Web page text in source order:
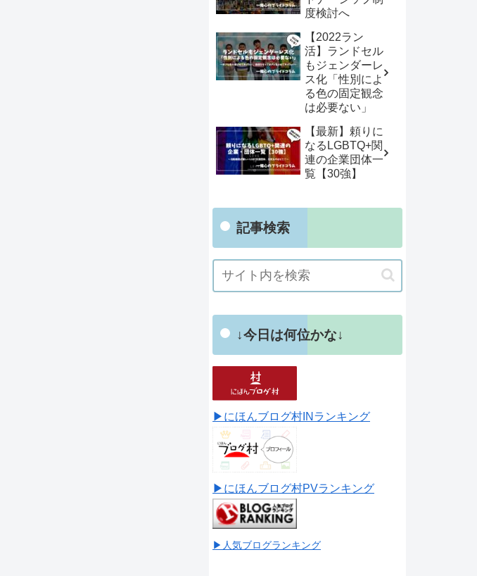
度検討へ
【2022ラン
活】ランドセル
もジェンダーレ
ス化「性別によ
る色の固定観念
は必要ない」
【最新】頼りに
なるLGBTQ+関
連の企業団体一
覧【30強】
記事検索
↓今日は何位かな↓
▶にほんブログ村INランキング
▶にほんブログ村PVランキング
▶人気ブログランキング